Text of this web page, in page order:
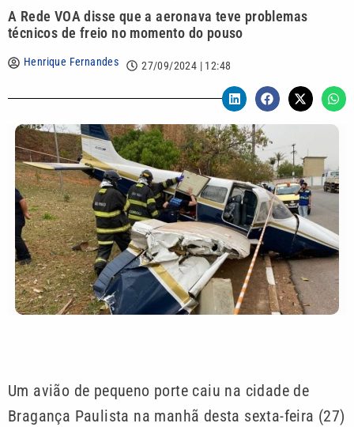
A Rede VOA disse que a aeronava teve problemas
técnicos de freio no momento do pouso
Henrique Fernandes 27/09/2024 | 12:48
Um avião de pequeno porte caiu na cidade de
Bragança Paulista na manhã desta sexta-feira (27)